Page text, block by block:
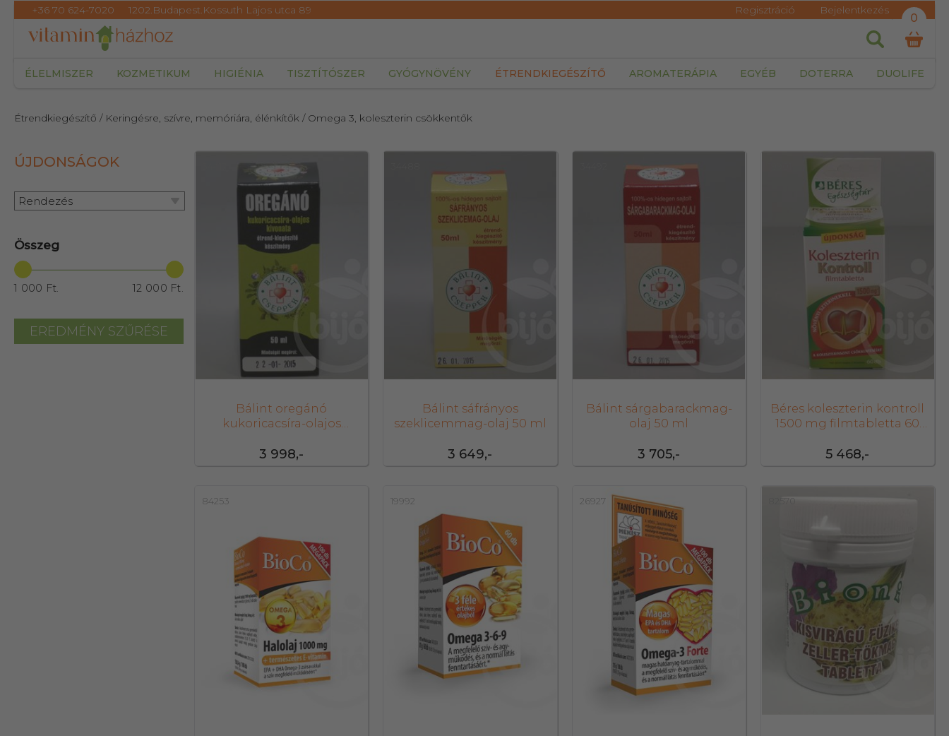
+36 70 624-7020 1202.Budapest.Kossuth Lajos utca 89 Regisztráció Bejelentkezés
0
ÉLELMISZER KOZMETIKUM HIGIÉNIA TISZTÍTÓSZER GYÓGYNÖVÉNY ÉTRENDKIEGÉSZÍTŐ AROMATERÁPIA EGYÉB DOTERRA DUOLIFE
Étrendkiegészítő / Keringésre, szívre, memóriára, élénkítők / Omega 3, koleszterin csökkentők
3 998,-
Bálint oregánó
kukoricacsíra-olajos
3 649,-
Bálint sáfrányos
szeklicemmag-olaj 50 ml
3 705,-
Bálint sárgabarackmag-
olaj 50 ml
5 468,-
Béres koleszterin kontroll
1500 mg filmtabletta 60
84253 19992 26927 82570
ÚJDONSÁGOK
Rendezés
Összeg
1 000 Ft. 12 000 Ft.
EREDMÉNY SZŰRÉSE